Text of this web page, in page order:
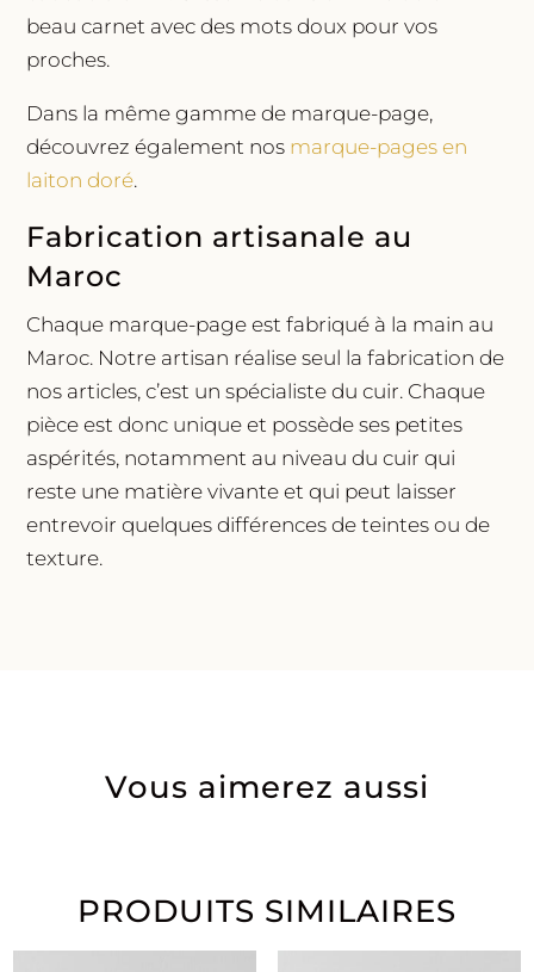
beau carnet avec des mots doux pour vos
proches.
Dans la même gamme de marque-page,
découvrez également nos marque-pages en
laiton doré.
Fabrication artisanale au
Maroc
Chaque marque-page est fabriqué à la main au
Maroc. Notre artisan réalise seul la fabrication de
nos articles, c’est un spécialiste du cuir. Chaque
pièce est donc unique et possède ses petites
aspérités, notamment au niveau du cuir qui
reste une matière vivante et qui peut laisser
entrevoir quelques différences de teintes ou de
texture.
Vous aimerez aussi
PRODUITS SIMILAIRES